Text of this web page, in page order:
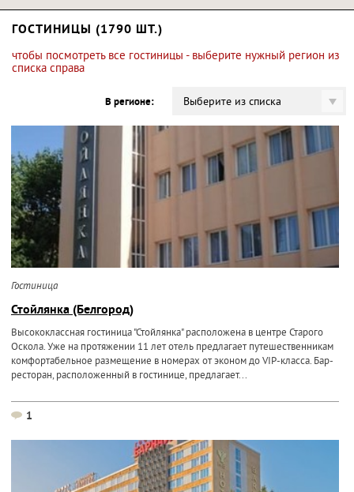
ГОСТИНИЦЫ (1790 ШТ.)
чтобы посмотреть все гостиницы - выберите нужный регион из
списка справа
В регионе: Выберите из списка
Гостиница
Стойлянка (Белгород)
Высококлассная гостиница "Стойлянка" расположена в центре Старого
Оскола. Уже на протяжении 11 лет отель предлагает путешественникам
комфортабельное размещение в номерах от эконом до VIP-класса. Бар-
ресторан, расположенный в гостинице, предлагает...
1